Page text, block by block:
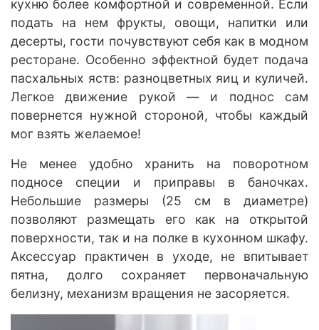
кухню более комфортной и современной. Если
подать на нем фрукты, овощи, напитки или
десерты, гости почувствуют себя как в модном
ресторане. Особенно эффектной будет подача
пасхальных яств: разноцветных яиц и куличей.
Легкое движение рукой — и поднос сам
повернется нужной стороной, чтобы каждый
мог взять желаемое!
Не менее удобно хранить на поворотном
подносе специи и приправы в баночках.
Небольшие размеры (25 см в диаметре)
позволяют размещать его как на открытой
поверхности, так и на полке в кухонном шкафу.
Аксессуар практичен в уходе, не впитывает
пятна, долго сохраняет первоначальную
белизну, механизм вращения не засоряется.